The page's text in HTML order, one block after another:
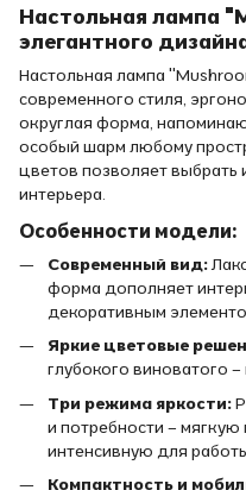
Настольная лампа
элегантного
Настольная лампа
современного стиля,
округлая форма,
особый шарм любому
цветов позволяет
интерьера.
Особенности модели:
Современный вид:
форма дополняет
декоративным
Яркие цветовые
глубокого виноватого
Три режима яркости:
и потребности –
интенсивную для
Компактность и